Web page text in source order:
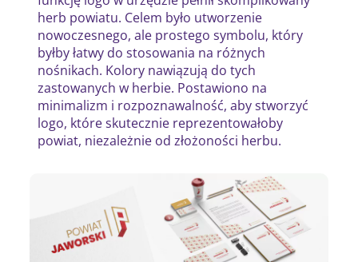
herb powiatu. Celem było utworzenie
nowoczesnego, ale prostego symbolu, który
byłby łatwy do stosowania na różnych
nośnikach. Kolory nawiązują do tych
zastowanych w herbie. Postawiono na
minimalizm i rozpoznawalność, aby stworzyć
logo, które skutecznie reprezentowałoby
powiat, niezależnie od złożoności herbu.